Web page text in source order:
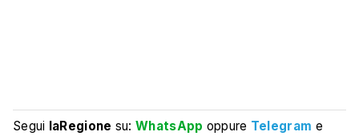
Segui laRegione su:WhatsApp oppure Telegram e